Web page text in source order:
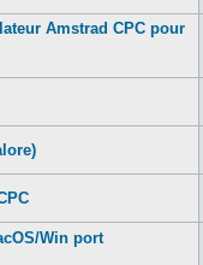
Amstrad CPC pour
Win port